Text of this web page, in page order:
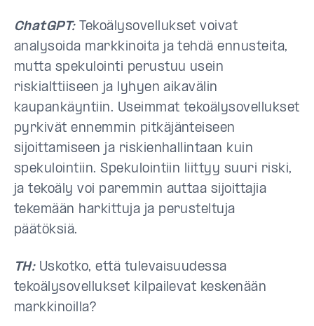
ChatGPT:Tekoälysovellukset voivat
analysoida markkinoita ja tehdä ennusteita,
mutta spekulointi perustuu usein
riskialttiiseen ja lyhyen aikavälin
kaupankäyntiin. Useimmat tekoälysovellukset
pyrkivät ennemmin pitkäjänteiseen
sijoittamiseen ja riskienhallintaan kuin
spekulointiin. Spekulointiin liittyy suuri riski,
ja tekoäly voi paremmin auttaa sijoittajia
tekemään harkittuja ja perusteltuja
päätöksiä.
TH:Uskotko, että tulevaisuudessa
tekoälysovellukset kilpailevat keskenään
markkinoilla?